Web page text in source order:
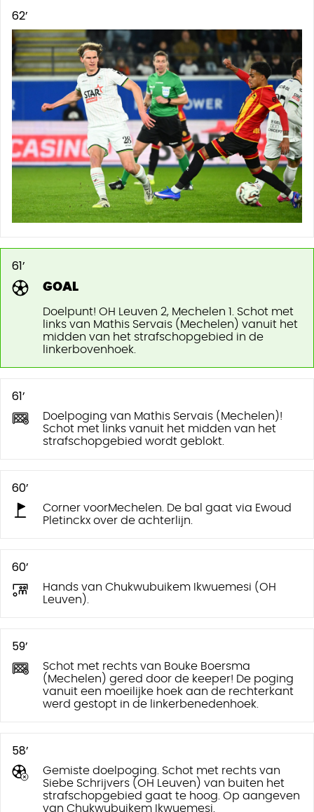
62’
61’
GOAL
Doelpunt! OH Leuven 2, Mechelen 1. Schot met
links van Mathis Servais (Mechelen) vanuit het
midden van het strafschopgebied in de
linkerbovenhoek.
61’
Doelpoging van Mathis Servais (Mechelen)!
Schot met links vanuit het midden van het
strafschopgebied wordt geblokt.
60’
Corner voorMechelen. De bal gaat via Ewoud
Pletinckx over de achterlijn.
60’
Hands van Chukwubuikem Ikwuemesi (OH
Leuven).
59’
Schot met rechts van Bouke Boersma
(Mechelen) gered door de keeper! De poging
vanuit een moeilijke hoek aan de rechterkant
werd gestopt in de linkerbenedenhoek.
58’
Gemiste doelpoging. Schot met rechts van
Siebe Schrijvers (OH Leuven) van buiten het
strafschopgebied gaat te hoog. Op aangeven
van Chukwubuikem Ikwuemesi.